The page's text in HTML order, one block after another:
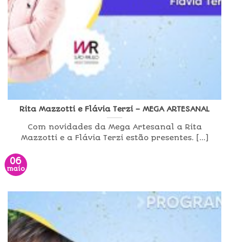
Rita Mazzotti e Flávia Terzi – MEGA ARTESANAL
Com novidades da Mega Artesanal a Rita
Mazzotti e a Flávia Terzi estão presentes. [...]
06
maio